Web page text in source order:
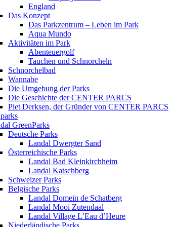
England
Das Konzept
Das Parkzentrum – Leben im Park
Aqua Mundo
Aktivitäten im Park
Abenteuergolf
Tauchen und Schnorcheln
Schnorchelbad
Wannabe
Die Umgebung der Parks
Die Geschichte der CENTER PARCS
Piet Derksen, der Gründer von CENTER PARCS
GreenParks
Deutsche Parks
Landal Dwergter Sand
Österreichische Parks
Landal Bad Kleinkirchheim
Landal Katschberg
Schweizer Parks
Belgische Parks
Landal Domein de Schatberg
Landal Mooi Zutendaal
Landal Village L’Eau d’Heure
Niederländische Parks